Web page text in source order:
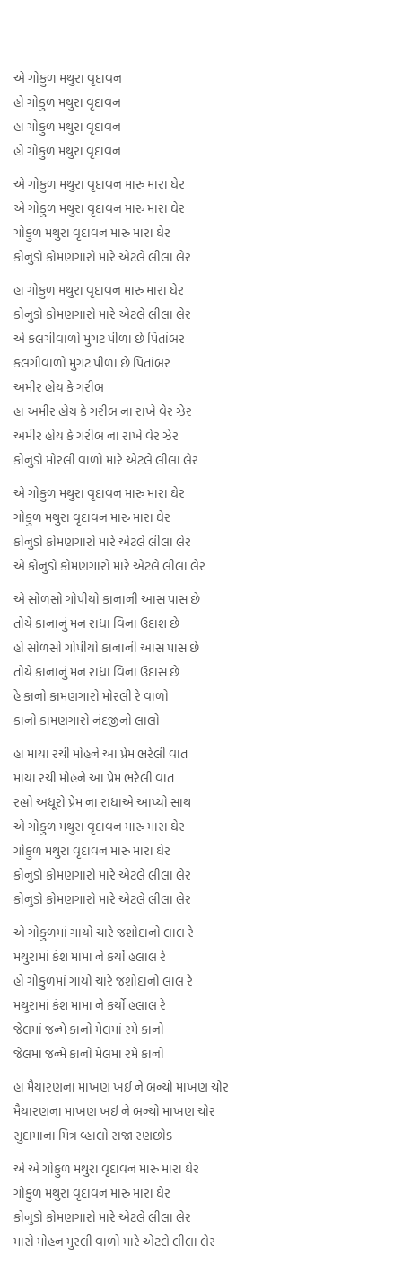
એ ગોકુળ મથુરા વૃદાવન
હો ગોકુળ મથુરા વૃદાવન
હા ગોકુળ મથુરા વૃદાવન
હો ગોકુળ મથુરા વૃદાવન
એ ગોકુળ મથુરા વૃદાવન મારુ મારા ઘેર
એ ગોકુળ મથુરા વૃદાવન મારુ મારા ઘેર
ગોકુળ મથુરા વૃદાવન મારુ મારા ઘેર
કોનુડો કોમણગારો મારે એટલે લીલા લેર
હા ગોકુળ મથુરા વૃદાવન મારુ મારા ઘેર
કોનુડો કોમણગારો મારે એટલે લીલા લેર
એ કલગીવાળો મુગટ પીળા છે પિતાંબર
કલગીવાળો મુગટ પીળા છે પિતાંબર
અમીર હોય કે ગરીબ
હા અમીર હોય કે ગરીબ ના રાખે વેર ઝેર
અમીર હોય કે ગરીબ ના રાખે વેર ઝેર
કોનુડો મોરલી વાળો મારે એટલે લીલા લેર
એ ગોકુળ મથુરા વૃદાવન મારુ મારા ઘેર
ગોકુળ મથુરા વૃદાવન મારુ મારા ઘેર
કોનુડો કોમણગારો મારે એટલે લીલા લેર
એ કોનુડો કોમણગારો મારે એટલે લીલા લેર
એ સોળસો ગોપીયો કાનાની આસ પાસ છે
તોયે કાનાનું મન રાધા વિના ઉદાશ છે
હો સોળસો ગોપીયો કાનાની આસ પાસ છે
તોયે કાનાનું મન રાધા વિના ઉદાસ છે
હે કાનો કામણગારો મોરલી રે વાળો
કાનો કામણગારો નંદજીનો લાલો
હા માયા રચી મોહને આ પ્રેમ ભરેલી વાત
માયા રચી મોહને આ પ્રેમ ભરેલી વાત
રહ્યો અધૂરો પ્રેમ ના રાધાએ આપ્યો સાથ
એ ગોકુળ મથુરા વૃદાવન મારુ મારા ઘેર
ગોકુળ મથુરા વૃદાવન મારુ મારા ઘેર
કોનુડો કોમણગારો મારે એટલે લીલા લેર
કોનુડો કોમણગારો મારે એટલે લીલા લેર
એ ગોકુળમાં ગાયો ચારે જશોદાનો લાલ રે
મથુરામાં કંશ મામા ને કર્યો હલાલ રે
હો ગોકુળમાં ગાયો ચારે જશોદાનો લાલ રે
મથુરામાં કંશ મામા ને કર્યો હલાલ રે
જેલમાં જન્મે કાનો મેલમાં રમે કાનો
જેલમાં જન્મે કાનો મેલમાં રમે કાનો
હા મૈયારણના માખણ ખઈ ને બન્યો માખણ ચોર
મૈયારણના માખણ ખઈ ને બન્યો માખણ ચોર
સુદામાના મિત્ર વ્હાલો રાજા રણછોડ
એ એ ગોકુળ મથુરા વૃદાવન મારુ મારા ઘેર
ગોકુળ મથુરા વૃદાવન મારુ મારા ઘેર
કોનુડો કોમણગારો મારે એટલે લીલા લેર
મારો મોહન મુરલી વાળો મારે એટલે લીલા લેર